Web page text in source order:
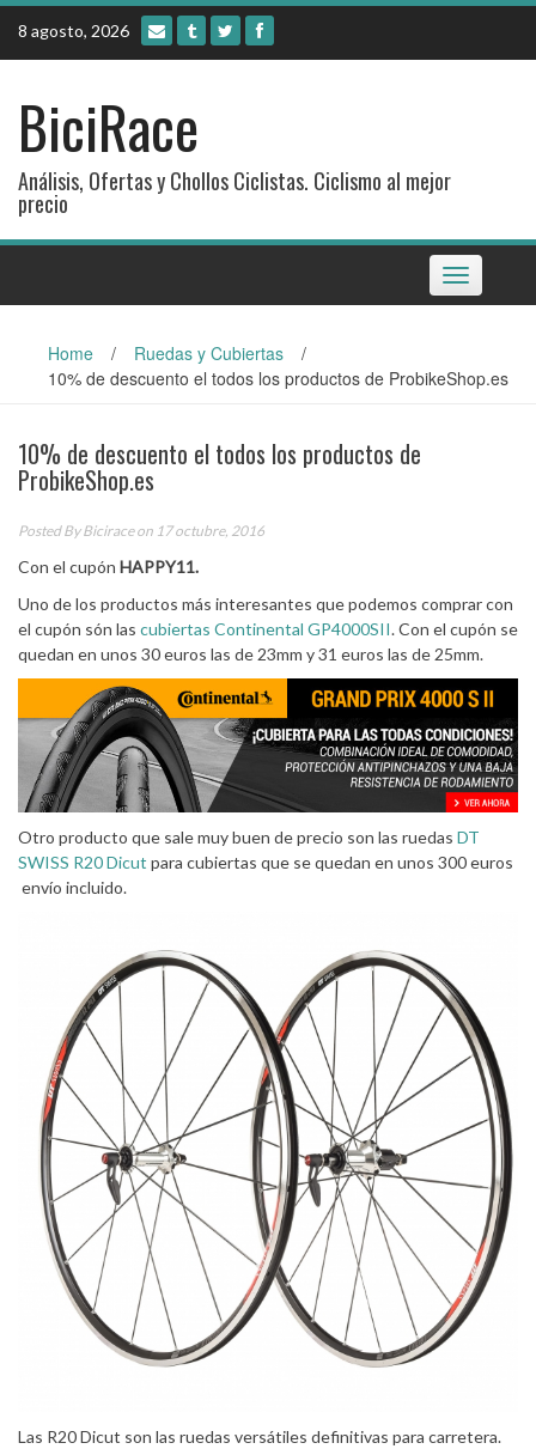
Skip
content
8 agosto, 2026
BiciRace
Análisis, Ofertas y Chollos Ciclistas. Ciclismo al mejor
precio
Toggle
navigation
Home / Ruedas y Cubiertas
/
10% de descuento el todos los productos de ProbikeShop.es
10% de descuento el todos los productos de
ProbikeShop.es
Posted ByBiciraceon 17 octubre, 2016
Con el cupón HAPPY11.
Uno de los productos más interesantes que podemos comprar con
el cupón són las cubiertas Continental GP4000SII. Con el cupón se
quedan en unos 30 euros las de 23mm y 31 euros las de 25mm.
Otro producto que sale muy buen de precio son las ruedas DT
SWISS R20 Dicut para cubiertas que se quedan en unos 300 euros
envío incluido.
Las R20 Dicut son las ruedas versátiles definitivas para carretera.